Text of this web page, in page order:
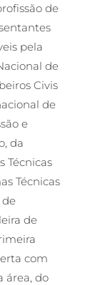
de
pela
de
Civis
de
e
da
Técnicas
Técnicas
de
de
com
área, do